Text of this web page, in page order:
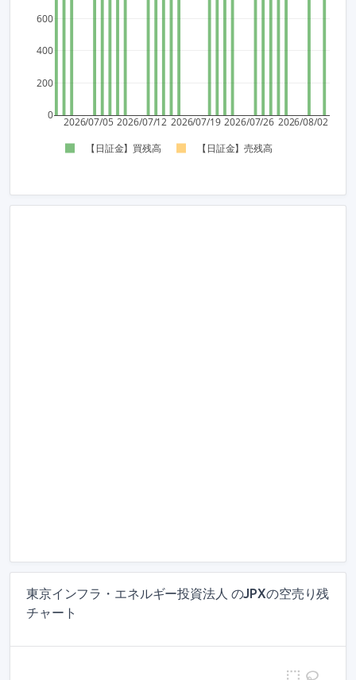
2026/07/05 2026/07/12 2026/07/19 2026/07/26 2026/08/02
0
200
400
600
【日証金】買残高 【日証金】売残高
東京インフラ・エネルギー投資法人 のJPXの空売り残
チャート